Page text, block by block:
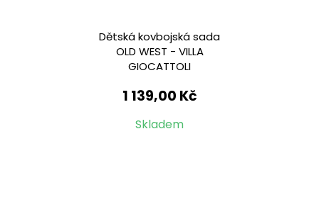
Dětská kovbojská sada
OLD WEST - VILLA
GIOCATTOLI
1 139,00 Kč
Skladem